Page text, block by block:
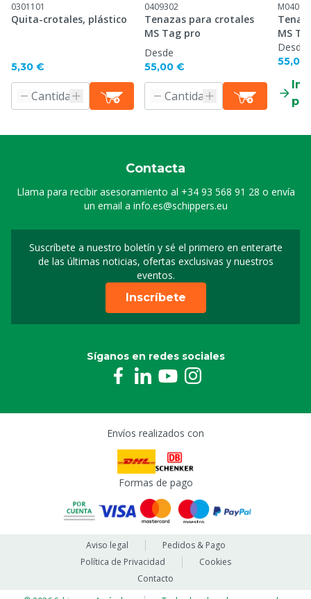
0301101
Quita-crotales, plástico
5,30 €
0409302
Tenazas para crotales
MS Tag pro
Desde
55,00 €
MS
Desde
55,00
Contacta
Llama para recibir asesoramiento al +34 93 568 91 28 o envía
un email a info.es@schippers.eu
Suscríbete a nuestro boletín y sé el primero en enterarte
de las últimas noticias, ofertas exclusivas y nuestros
eventos.
Suscripción a nuestro
Inscríbete
Síganos en redes sociales
Envíos realizados con
Formas de pago
Aviso legal
Pedidos & Pago
Política de Privacidad
Cookies
Contacto